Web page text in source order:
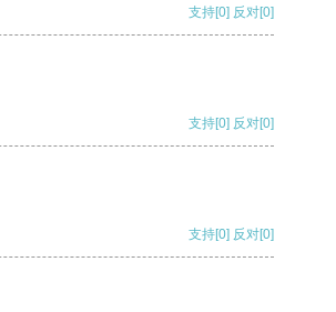
支持[0] 反对[0]
支持[0] 反对[0]
支持[0] 反对[0]